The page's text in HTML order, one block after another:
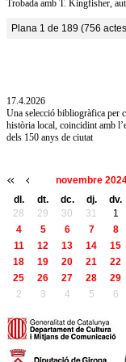
Trobada amb T. Kingfisher,
Plana 1 de 189 (756
17.4.2026
Una selecció bibliogràfica per
història local, coincidint amb
dels 150 anys de ciutat
novembre
dl.
dt. dc. dj. dv.
28
29 30 31 1
4
5 6 7 8
11
12 13 14 15
18
19 20 21 22
25
26 27 28 29
2
3 4 5 6